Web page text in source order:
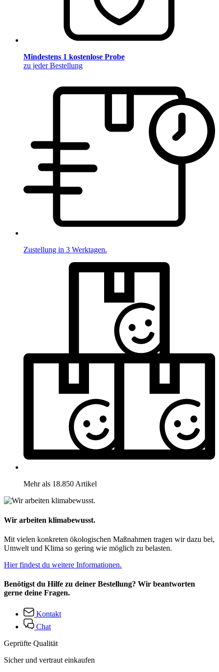
Mindestens 1 kostenlose Probe
zu jeder Bestellung
Zustellung in 3 Werktagen.
Mehr als 18.850 Artikel
Wir arbeiten klimabewusst.
Mit vielen konkreten ökologischen Maßnahmen tragen wir dazu bei,
Umwelt und Klima so gering wie möglich zu belasten.
Hier findest du weitere Informationen.
Benötigst du Hilfe zu deiner Bestellung? Wir beantworten
gerne deine Fragen.
Kontakt
Chat
Geprüfte Qualität
Sicher und vertraut einkaufen